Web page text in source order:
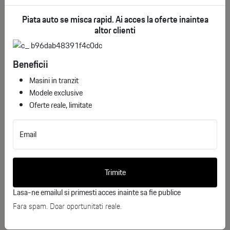
Jante aliaj 18" gri închis, design 6 spițe duble
Faruri LED Bi-Beam
Lumini de zi LED
Stopuri LED cu ghidaj luminos
Proiectoare ceață LED
Oglinzi laterale Piano Black
Geamuri laterale spate fumurii
See More
Would you like more information
Toyota Corolla Cross Dynamic?
Complete the form below, and one of our
Nume
Prenume
Piata auto se misca rapid. Ai acces la oferte inaintea
altor clienti
Beneficii
Masini in tranzit
Modele exclusive
Oferte reale, limitate
Email
Trimite
Lasa-ne emailul si primesti acces inainte sa fie publice
Fara spam. Doar oportunitati reale.